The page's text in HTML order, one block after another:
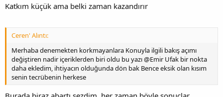
Katkım küçük ama belki zaman kazandırır
Ceren' Alıntı:
Merhaba denemekten korkmayanlara Konuyla ilgili bakış açımı
değiştiren nadir içeriklerden biri oldu bu yazı @Emir Ufak bir nokta
daha ekledim, ihtiyacın olduğunda dön bak Bence eksik olan kısım
senin tecrübenin herkese